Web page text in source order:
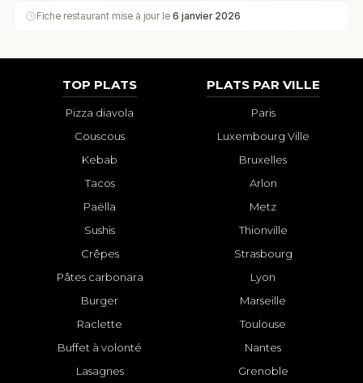
Fiche restaurant mise à jour le 6 janvier 2026
TOP PLATS
Pizza diavola
Couscous
Kebab
Tacos
Paëlla
Sushis
Crêpes
Pâtes carbonara
Burger
Raclette
Buffet à volonté
Lasagnes
PLATS PAR VILLE
Paris
Luxembourg Ville
Bruxelles
Arlon
Metz
Thionville
Strasbourg
Lyon
Marseille
Toulouse
Nantes
Grenoble